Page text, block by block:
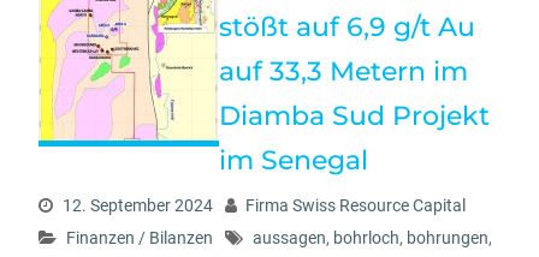
stößt auf 6,9 g/t Au
auf 33,3 Metern im
Diamba Sud Projekt
im Senegal
12. September 2024
Firma Swiss Resource Capital
Finanzen / Bilanzen
aussagen, bohrloch, bohrungen,